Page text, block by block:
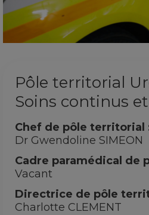
Pôle territorial
Soins continus
Chef de pôle territorial
Dr Gwendoline SIMEON
Cadre paramédical de
Vacant
Directrice de pôle
Charlotte CLEMENT